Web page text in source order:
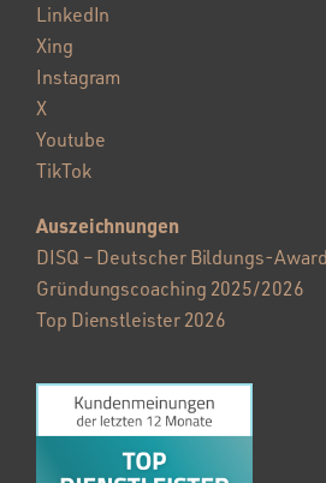
LinkedIn
Xing
Instagram
X
Youtube
TikTok
Auszeichnungen
DISQ – Deutscher Bildungs-
Gründungscoaching 2025/2026
Top Dienstleister 2026